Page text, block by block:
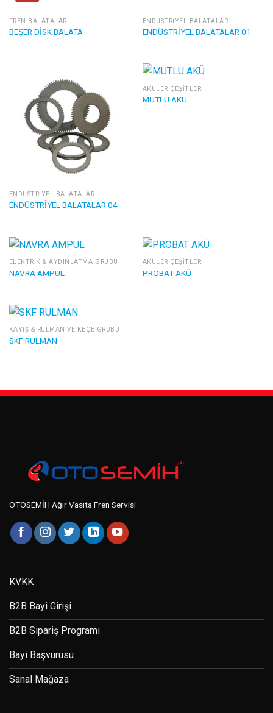
FREN BALATALARI
BEŞER DİSK BALATA
ENDÜSTRIYEL BALATALAR
ENDÜSTRİYEL BALATALAR 01
ENDÜSTRIYEL BALATALAR
ENDÜSTRİYEL BALATALAR 04
AKÜLER ÇEŞITLERI
MUTLU AKÜ
ELEKTRIK & AYDINLATMA GRUBU
NAVRA AMPUL
AKÜLER ÇEŞITLERI
PROBAT AKÜ
KAYIŞ & RULMAN VE KEÇE GRUBU
SKF RULMAN
OTOSEMİH Ağır Vasıta Fren Servisi
KVKK
B2B Bayi Girişi
B2B Sipariş Programı
Bayi Başvurusu
Sanal Mağaza